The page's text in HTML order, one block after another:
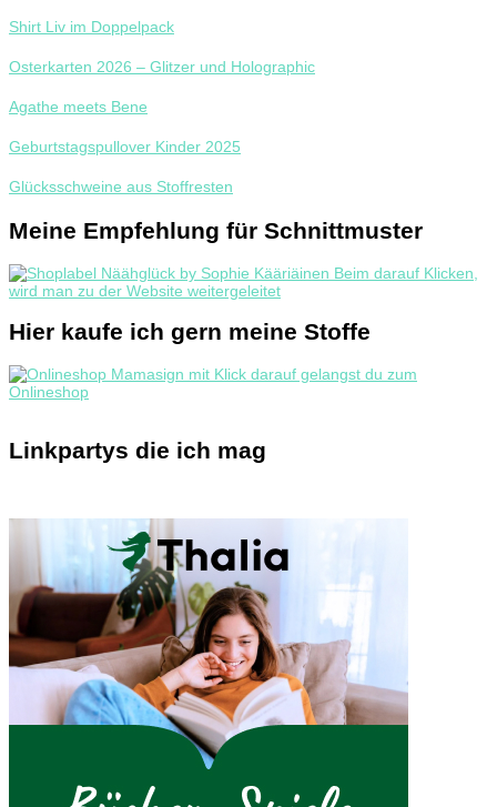
Shirt Liv im Doppelpack
Osterkarten 2026 – Glitzer und Holographic
Agathe meets Bene
Geburtstagspullover Kinder 2025
Glücksschweine aus Stoffresten
Meine Empfehlung für Schnittmuster
Hier kaufe ich gern meine Stoffe
Linkpartys die ich mag